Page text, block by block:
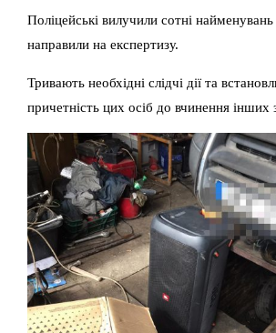
Поліцейські вилучили сотні
направили на експертизу.
Тривають необхідні слідчі дії та
причетність цих осіб до вчинення інших